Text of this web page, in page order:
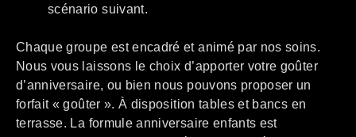
scénario suivant.
Chaque groupe est encadré et animé par nos soins.
Nous vous laissons le choix d’apporter votre goûter
d’anniversaire, ou bien nous pouvons proposer un
forfait « goûter ». À disposition tables et bancs en
terrasse. La formule anniversaire enfants est